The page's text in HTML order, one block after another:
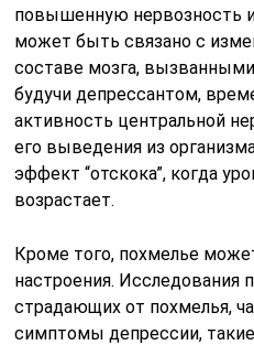
повышенную нервозность
может быть связано с
составе мозга, вызванными
будучи депрессантом,
активность центральной
его выведения из
эффект “отскока”, когда
возрастает.
Кроме того, похмелье
настроения. Исследования
страдающих от похмелья,
симптомы депрессии,